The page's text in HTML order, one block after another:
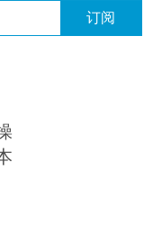
订阅